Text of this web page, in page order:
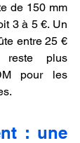
de 150 mm
3 à 5 €. Un
entre 25 €
plus
pour les
: une